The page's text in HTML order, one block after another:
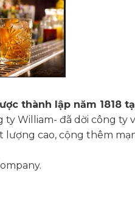
thành lập năm 1818
William- đã dời công ty
cao, cộng thêm